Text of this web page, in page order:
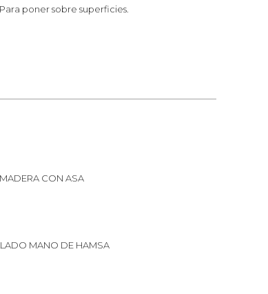
poner sobre superficies.
CON ASA
MANO DE HAMSA